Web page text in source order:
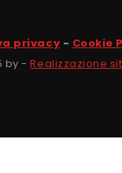
privacy - Cookie
by -Realizzazione